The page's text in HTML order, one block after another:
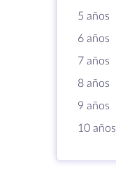
5 años
6 años
7 años
8 años
9 años
10 años